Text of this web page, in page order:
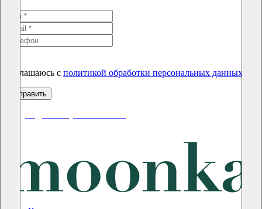
Соглашаюсь с политикой обработки персональных данных